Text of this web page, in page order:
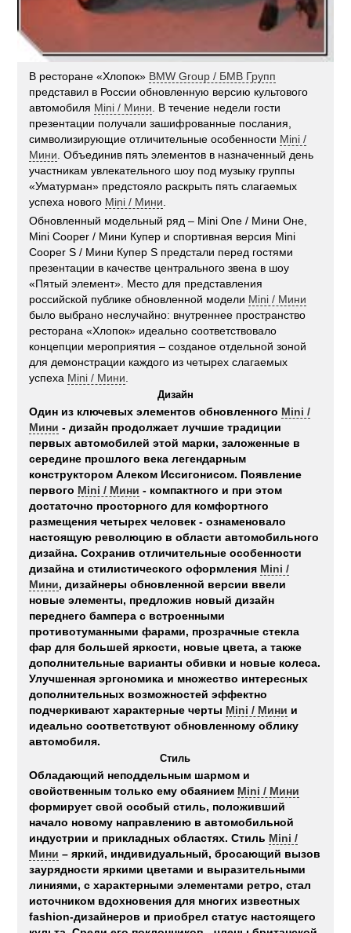
В ресторане «Хлопок» BMW Group / БМВ Групп
представил в России обновленную версию культового
автомобиля Mini / Мини . В течение недели гости
презентации получали зашифрованные послания,
символизирующие отличительные особенности Mini /
Мини . Объединив пять элементов в назначенный день
участникам увлекательного шоу под музыку группы
«Уматурман» предстояло раскрыть пять слагаемых
успеха нового Mini / Мини
Обновленный модельный ряд – Mini One / Мини Оне,
Mini Cooper / Мини Купер и спортивная версия Mini
Cooper S / Мини Купер S предстали перед гостями
презентации в качестве центрального звена в шоу
«Пятый элемент». Место для представления
российской публике обновленной модели Mini / Мини
было выбрано неслучайно: внутреннее пространство
ресторана «Хлопок» идеально соответствовало
концепции мероприятия – созданое отдельной зоной
для демонстрации каждого из четырех слагаемых
успеха Mini / Мини
Дизайн
Один из ключевых элементов обновленного Mini /
Мини - дизайн продолжает лучшие традиции
первых автомобилей этой марки, заложенные в
середине прошлого века легендарным
конструктором Алеком Иссигонисом. Появление
первого Mini / Мини - компактного и при этом
достаточно просторного для комфортного
размещения четырех человек - ознаменовало
настоящую революцию в области автомобильного
дизайна. Сохранив отличительные особенности
дизайна и стилистического оформления Mini /
Мини, дизайнеры обновленной версии ввели
новые элементы, предложив новый дизайн
переднего бампера с встроенными
противотуманными фарами, прозрачные стекла
фар для большей яркости, новые цвета, а также
дополнительные варианты обивки и новые колеса.
Улучшенная эргономика и множество интересных
дополнительных возможностей эффектно
подчеркивают характерные черты Mini / Мини и
идеально соответствуют обновленному облику
автомобиля.
Стиль
Обладающий неподдельным шармом и
свойственным только ему обаянием Mini / Мини
формирует свой особый стиль, положивший
начало новому направлению в автомобильной
индустрии и прикладных областях. Стиль Mini /
Мини – яркий, индивидуальный, бросающий вызов
заурядности яркими цветами и выразительными
линиями, с характерными элементами ретро, стал
источником вдохновения для многих известных
fashion-дизайнеров и приобрел статус настоящего